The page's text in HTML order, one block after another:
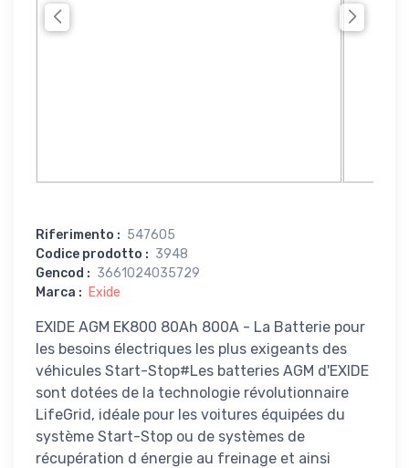
Riferimento : 547605
Codice prodotto : 3948
Gencod : 3661024035729
Marca : Exide
EXIDE AGM EK800 80Ah 800A - La Batterie pour
les besoins électriques les plus exigeants des
véhicules Start-Stop#Les batteries AGM d'EXIDE
sont dotées de la technologie révolutionnaire
LifeGrid, idéale pour les voitures équipées du
système Start-Stop ou de systèmes de
récupération d énergie au freinage et ainsi